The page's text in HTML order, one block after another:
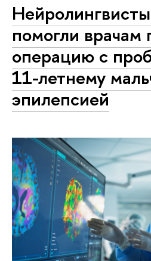
помогли врачам
операцию с
11-летнему
эпилепсией